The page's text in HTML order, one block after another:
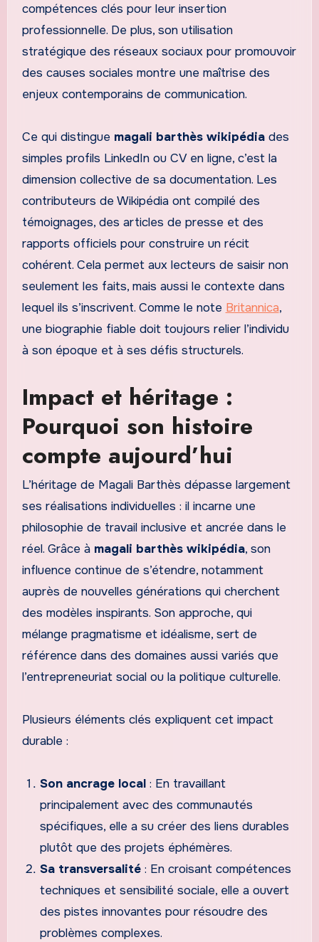
compétences clés pour leur insertion
professionnelle. De plus, son utilisation
stratégique des réseaux sociaux pour promouvoir
des causes sociales montre une maîtrise des
enjeux contemporains de communication.
Ce qui distingue magali barthès wikipédiades
simples profils LinkedIn ou CV en ligne, c’est la
dimension collective de sa documentation. Les
contributeurs de Wikipédia ont compilé des
témoignages, des articles de presse et des
rapports officiels pour construire un récit
cohérent. Cela permet aux lecteurs de saisir non
seulement les faits, mais aussi le contexte dans
lequel ils s’inscrivent. Comme le note Britannica,
une biographie fiable doit toujours relier l’individu
à son époque et à ses défis structurels.
Impact et héritage :
Pourquoi son histoire
compte aujourd’hui
L’héritage de Magali Barthès dépasse largement
ses réalisations individuelles : il incarne une
philosophie de travail inclusive et ancrée dans le
réel. Grâce à magali barthès wikipédia, son
influence continue de s’étendre, notamment
auprès de nouvelles générations qui cherchent
des modèles inspirants. Son approche, qui
mélange pragmatisme et idéalisme, sert de
référence dans des domaines aussi variés que
l’entrepreneuriat social ou la politique culturelle.
Plusieurs éléments clés expliquent cet impact
durable :
Son ancrage local : En travaillant
principalement avec des communautés
spécifiques, elle a su créer des liens durables
plutôt que des projets éphémères.
Sa transversalité : En croisant compétences
techniques et sensibilité sociale, elle a ouvert
des pistes innovantes pour résoudre des
problèmes complexes.